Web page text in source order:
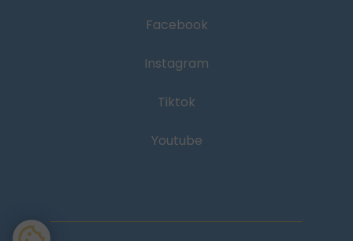
Facebook
Instagram
Tiktok
Youtube